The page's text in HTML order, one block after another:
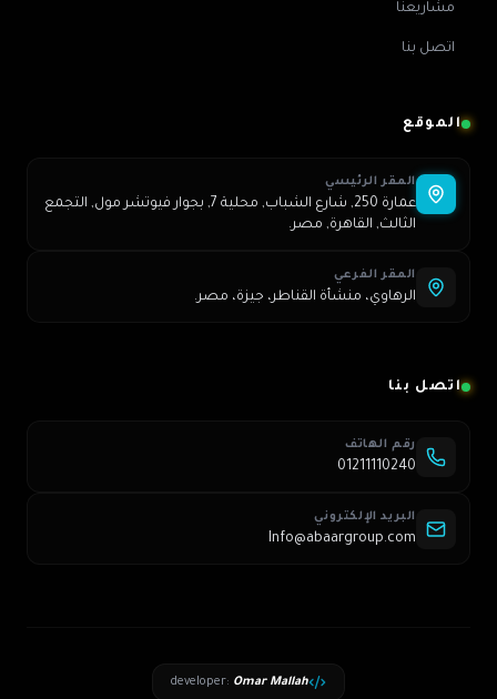
مشاريعنا
اتصل بنا
الموقع
المقر الرئيسي
عمارة 250, شارع الشباب, محلية 7, بجوار فيوتشر مول, التجمع
الثالث, القاهرة, مصر.
المقر الفرعي
الرهاوي، منشأة القناطر، جيزة، مصر.
اتصل بنا
رقم الهاتف
01211110240
البريد الإلكتروني
Info@abaargroup.com
developer: Omar Mallah